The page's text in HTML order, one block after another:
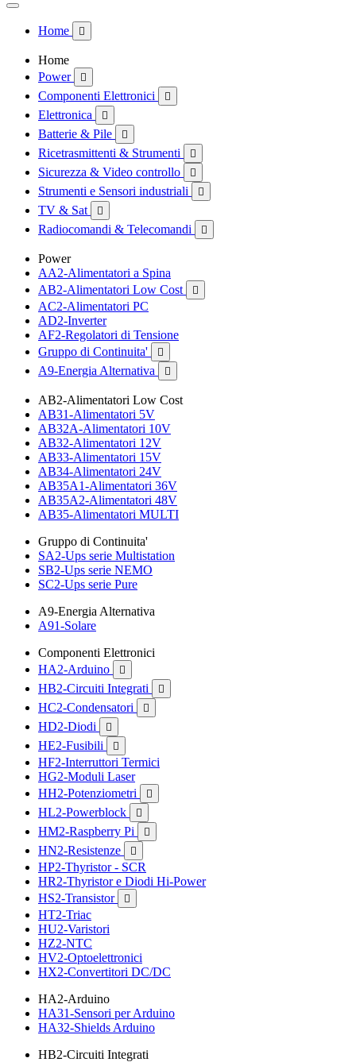
Home 
Home
Power

Componenti Elettronici 
Elettronica 
Batterie & Pile 
Ricetrasmittenti & Strumenti 
Sicurezza & Video controllo 
Strumenti e Sensori industriali 
TV & Sat 
Radiocomandi & Telecomandi 
Power
AA2-Alimentatori a Spina
AB2-Alimentatori Low Cost

AC2-Alimentatori PC
AD2-Inverter
AF2-Regolatori di Tensione
Gruppo di Continuita'

A9-Energia Alternativa 
AB2-Alimentatori Low Cost
AB31-Alimentatori 5V
AB32A-Alimentatori 10V
AB32-Alimentatori 12V
AB33-Alimentatori 15V
AB34-Alimentatori 24V
AB35A1-Alimentatori 36V
AB35A2-Alimentatori 48V
AB35-Alimentatori MULTI
Gruppo di Continuita'
SA2-Ups serie Multistation
SB2-Ups serie NEMO
SC2-Ups serie Pure
A9-Energia Alternativa
A91-Solare
Componenti Elettronici
HA2-Arduino

HB2-Circuiti Integrati 
HC2-Condensatori 
HD2-Diodi 
HE2-Fusibili 
HF2-Interruttori Termici
HG2-Moduli Laser
HH2-Potenziometri

HL2-Powerblock 
HM2-Raspberry Pi 
HN2-Resistenze 
HP2-Thyristor - SCR
HR2-Thyristor e Diodi Hi-Power
HS2-Transistor

HT2-Triac
HU2-Varistori
HZ2-NTC
HV2-Optoelettronici
HX2-Convertitori DC/DC
HA2-Arduino
HA31-Sensori per Arduino
HA32-Shields Arduino
HB2-Circuiti Integrati